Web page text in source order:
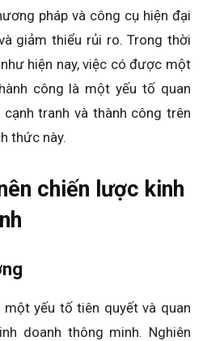
pháp và công cụ hiện đại
giảm thiểu rủi ro. Trong thời
hiện nay, việc có được một
công là một yếu tố quan
tranh và thành công trên
thức này.
chiến lược kinh
yếu tố tiên quyết và quan
doanh thông minh. Nghiên